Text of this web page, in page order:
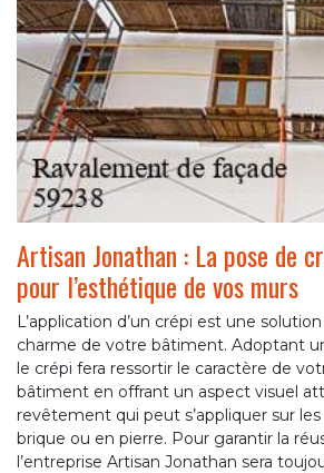
Artisan Jonathan : La pose de
pour l’esthétique de vos murs
L’application d’un crépi est une
charme de votre bâtiment. Adoptant
le crépi fera ressortir le caractère de
bâtiment en offrant un aspect visuel
revêtement qui peut s’appliquer sur
brique ou en pierre. Pour garantir la
l’entreprise Artisan Jonathan sera